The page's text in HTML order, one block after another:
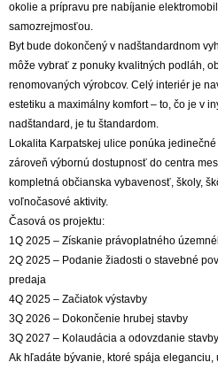
okolie a prípravu pre nabíjanie
samozrejmosťou.
Byt bude dokončený v nadštandardnom
môže vybrať z ponuky kvalitných podláh,
renomovaných výrobcov. Celý interiér je
estetiku a maximálny komfort – to, čo je v
nadštandard, je tu štandardom.
Lokalita Karpatskej ulice ponúka
zároveň výbornú dostupnosť do centra
kompletná občianska vybavenosť, školy,
voľnočasové aktivity.
Časová os projektu:
1Q 2025 – Získanie právoplatného
2Q 2025 – Podanie žiadosti o stavebné
predaja
4Q 2025 – Začiatok výstavby
3Q 2026 – Dokončenie hrubej stavby
3Q 2027 – Kolaudácia a odovzdanie stavby
Ak hľadáte bývanie, ktoré spája